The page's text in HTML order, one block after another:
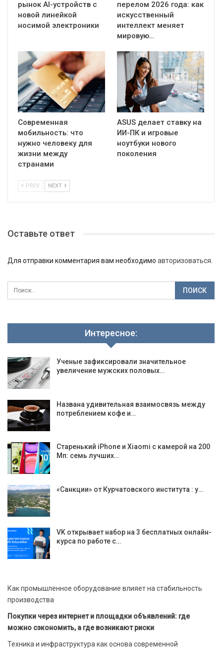
рынок AI-устройств с
новой линейкой
носимой электроники
перелом 2026 года: как
искусственный
интеллект меняет
мировую…
Современная
мобильность: что
нужно человеку для
жизни между
странами
ASUS делает ставку на
ИИ-ПК и игровые
ноутбуки нового
поколения
PREV NEXT
Оставьте ответ
Для отправки комментария вам необходимо авторизоваться
Интересное:
Ученые зафиксировали значительное
увеличение мужских половых…
Названа удивительная взаимосвязь между
потреблением кофе и…
Старенький iPhone и Xiaomi с камерой на 200
Мп: семь лучших…
«Санкции» от Курчатовского института : у…
VK открывает набор на 3 бесплатных онлайн-
курса по работе с…
Как промышленное оборудование влияет на стабильность
производства
Покупки через интернет и площадки объявлений: где
можно сэкономить, а где возникают риски
Техника и инфраструктура как основа современной